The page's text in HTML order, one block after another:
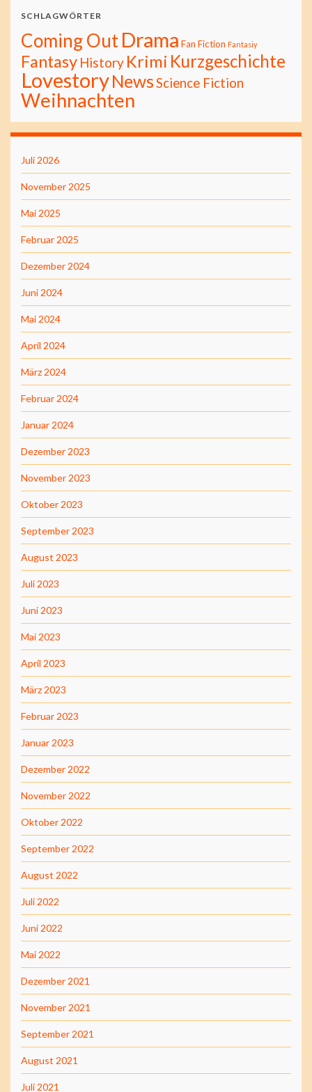
SCHLAGWÖRTER
Coming OutDrama Fan Fiction Fantasiy
Fantasy History Krimi Kurzgeschichte
LovestoryNewsScience Fiction
Weihnachten
Juli 2026
November 2025
Mai 2025
Februar 2025
Dezember 2024
Juni 2024
Mai 2024
April 2024
März 2024
Februar 2024
Januar 2024
Dezember 2023
November 2023
Oktober 2023
September 2023
August 2023
Juli 2023
Juni 2023
Mai 2023
April 2023
März 2023
Februar 2023
Januar 2023
Dezember 2022
November 2022
Oktober 2022
September 2022
August 2022
Juli 2022
Juni 2022
Mai 2022
Dezember 2021
November 2021
September 2021
August 2021
Juli 2021